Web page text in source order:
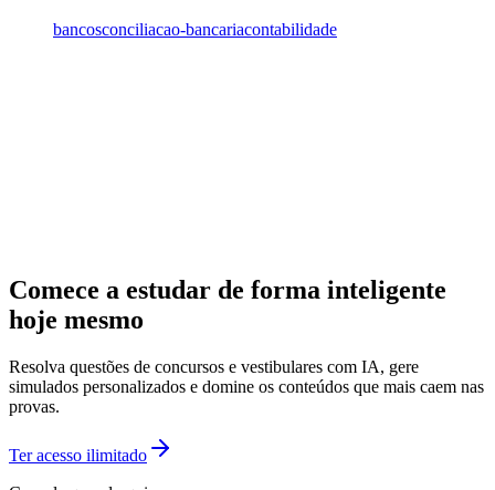
bancosconciliacao-bancariacontabilidade
Comece a estudar de forma inteligente
hoje mesmo
Resolva questões de concursos e vestibulares com IA, gere
simulados personalizados e domine os conteúdos que mais caem nas
provas.
Ter acesso ilimitado